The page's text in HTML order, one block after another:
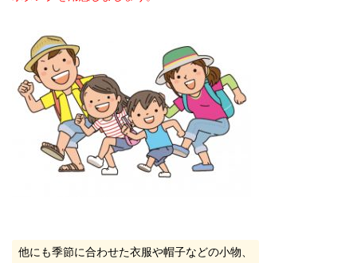
他にも季節に合わせた衣服や帽子などの小物、